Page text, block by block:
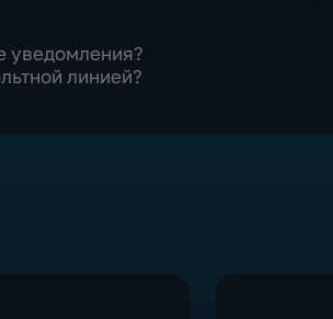
уведомления?
линией?